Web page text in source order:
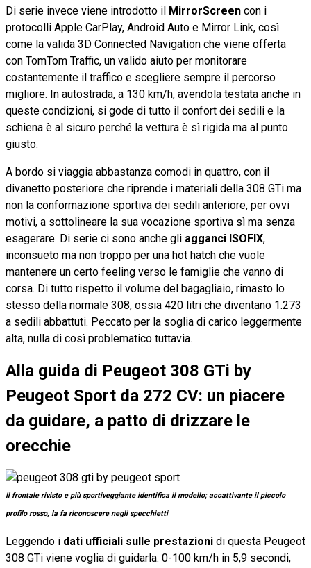
Di serie invece viene introdotto il MirrorScreen con i
protocolli Apple CarPlay, Android Auto e Mirror Link, così
come la valida 3D Connected Navigation che viene offerta
con TomTom Traffic, un valido aiuto per monitorare
costantemente il traffico e scegliere sempre il percorso
migliore. In autostrada, a 130 km/h, avendola testata anche in
queste condizioni, si gode di tutto il confort dei sedili e la
schiena è al sicuro perché la vettura è sì rigida ma al punto
giusto.
A bordo si viaggia abbastanza comodi in quattro, con il
divanetto posteriore che riprende i materiali della 308 GTi ma
non la conformazione sportiva dei sedili anteriore, per ovvi
motivi, a sottolineare la sua vocazione sportiva sì ma senza
esagerare. Di serie ci sono anche gli agganci ISOFIX,
inconsueto ma non troppo per una hot hatch che vuole
mantenere un certo feeling verso le famiglie che vanno di
corsa. Di tutto rispetto il volume del bagagliaio, rimasto lo
stesso della normale 308, ossia 420 litri che diventano 1.273
a sedili abbattuti. Peccato per la soglia di carico leggermente
alta, nulla di così problematico tuttavia.
Alla guida di Peugeot 308 GTi by
Peugeot Sport da 272 CV: un piacere
da guidare, a patto di drizzare le
orecchie
Il frontale rivisto e più sportiveggiante identifica il modello; accattivante il piccolo
profilo rosso, la fa riconoscere negli specchietti
Leggendo i dati ufficiali sulle prestazioni di questa Peugeot
308 GTi viene voglia di guidarla: 0-100 km/h in 5,9 secondi,